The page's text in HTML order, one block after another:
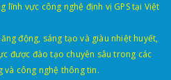
vực công nghệ định vị GPS tại Việt
động, sáng tạo và giàu nhiệt huyết,
được đào tạo chuyên sâu trong các
và công nghệ thông tin.